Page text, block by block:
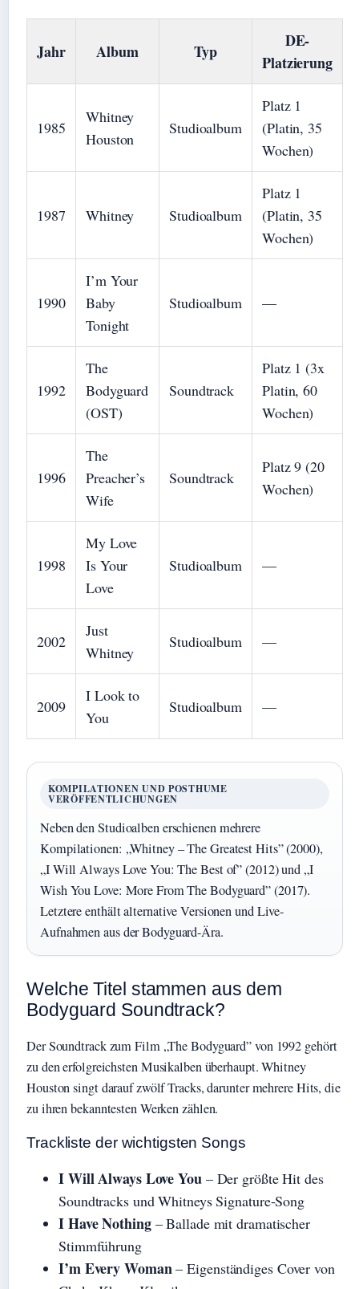
Jahr Album Typ
DE-
Platzierung
1985
Whitney
Houston
Studioalbum
Platz 1
(Platin, 35
Wochen)
1987 Whitney Studioalbum
Platz 1
(Platin, 35
Wochen)
1990
I’m Your
Baby
Tonight
Studioalbum —
1992
The
Bodyguard
(OST)
Soundtrack
Platz 1 (3x
Platin, 60
Wochen)
1996
The
Preacher’s
Wife
Soundtrack
Platz 9 (20
Wochen)
1998
My Love
Is Your
Love
Studioalbum —
2002
Just
Whitney
Studioalbum —
2009
I Look to
You
Studioalbum —
KOMPILATIONEN UND POSTHUME
VERÖFFENTLICHUNGEN
Neben den Studioalben erschienen mehrere
Kompilationen: „Whitney – The Greatest Hits” (2000),
„I Will Always Love You: The Best of” (2012) und „I
Wish You Love: More From The Bodyguard” (2017).
Letztere enthält alternative Versionen und Live-
Aufnahmen aus der Bodyguard-Ära.
Welche Titel stammen aus dem
Bodyguard Soundtrack?
Der Soundtrack zum Film „The Bodyguard” von 1992 gehört
zu den erfolgreichsten Musikalben überhaupt. Whitney
Houston singt darauf zwölf Tracks, darunter mehrere Hits, die
zu ihren bekanntesten Werken zählen.
Trackliste der wichtigsten Songs
I Will Always Love You– Der größte Hit des
Soundtracks und Whitneys Signature-Song
I Have Nothing– Ballade mit dramatischer
Stimmführung
I’m Every Woman– Eigenständiges Cover von